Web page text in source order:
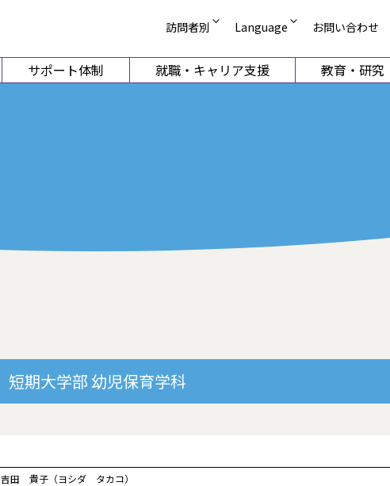
サポート体制 就職・キャリア支援 教育・研究
訪問者別
受験生の方
在学生・保護者の方
Language
English
简体中文
お問い合わせ
短期大学部幼児保育学科
吉田 貴子（ヨシダ タカコ）